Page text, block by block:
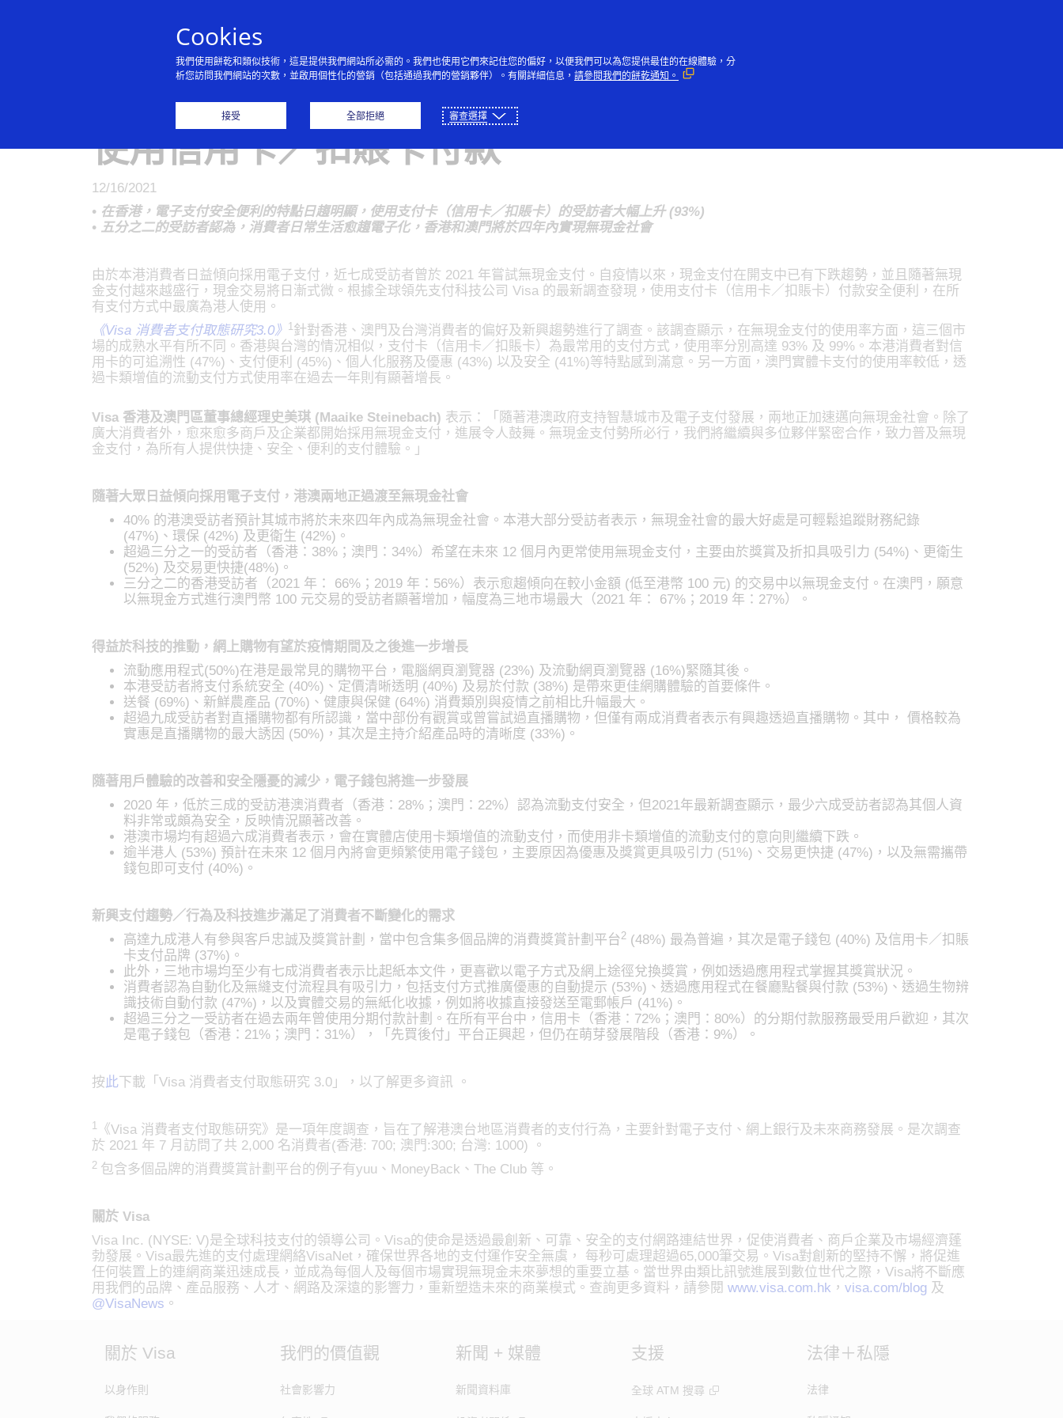
個人 企業與政府 創新者 社會大眾
Visa 調查：疫情加速無現金支付發展 九成受訪港人曾
使用信用卡／扣賬卡付款
12/16/2021
• 在香港，電子支付安全便利的特點日趨明顯，使用支付卡（信用卡／扣賬卡）的受訪者大幅上升 (93%)
• 五分之二的受訪者認為，消費者日常生活愈趨電子化，香港和澳門將於四年內實現無現金社會
由於本港消費者日益傾向採用電子支付，近七成受訪者曾於 2021 年嘗試無現金支付。自疫情以來，現金支付在開支中已有下跌趨勢，並且隨著無現
金支付越來越盛行，現金交易將日漸式微。根據全球領先支付科技公司 Visa 的最新調查發現，使用支付卡（信用卡／扣賬卡）付款安全便利，在所
有支付方式中最廣為港人使用。
《Visa 消費者支付取態研究3.0》 1針對香港、澳門及台灣消費者的偏好及新興趨勢進行了調查。該調查顯示，在無現金支付的使用率方面，這三個市
場的成熟水平有所不同。香港與台灣的情況相似，支付卡（信用卡／扣賬卡）為最常用的支付方式，使用率分別高達 93% 及 99%。本港消費者對信
用卡的可追溯性 (47%)、支付便利 (45%)、個人化服務及優惠 (43%) 以及安全 (41%)等特點感到滿意。另一方面，澳門實體卡支付的使用率較低，透
過卡類增值的流動支付方式使用率在過去一年則有顯著增長。
Visa 香港及澳門區董事總經理史美琪 (Maaike Steinebach) 表示：「隨著港澳政府支持智慧城市及電子支付發展，兩地正加速邁向無現金社會。除了
廣大消費者外，愈來愈多商戶及企業都開始採用無現金支付，進展令人鼓舞。無現金支付勢所必行，我們將繼續與多位夥伴緊密合作，致力普及無現
金支付，為所有人提供快捷、安全、便利的支付體驗。」
隨著大眾日益傾向採用電子支付，港澳兩地正過渡至無現金社會
40% 的港澳受訪者預計其城市將於未來四年內成為無現金社會。本港大部分受訪者表示，無現金社會的最大好處是可輕鬆追蹤財務紀錄
(47%)、環保 (42%) 及更衛生 (42%)。
超過三分之一的受訪者（香港：38%；澳門：34%）希望在未來 12 個月內更常使用無現金支付，主要由於獎賞及折扣具吸引力 (54%)、更衛生
(52%) 及交易更快捷(48%)。
三分之二的香港受訪者（2021 年： 66%；2019 年：56%）表示愈趨傾向在較小金額 (低至港幣 100 元) 的交易中以無現金支付。在澳門，願意
以無現金方式進行澳門幣 100 元交易的受訪者顯著增加，幅度為三地市場最大（2021 年： 67%；2019 年：27%）。
得益於科技的推動，網上購物有望於疫情期間及之後進一步增長
流動應用程式(50%)在港是最常見的購物平台，電腦網頁瀏覽器 (23%) 及流動網頁瀏覽器 (16%)緊隨其後。
本港受訪者將支付系統安全 (40%)、定價清晰透明 (40%) 及易於付款 (38%) 是帶來更佳網購體驗的首要條件。
送餐 (69%)、新鮮農產品 (70%)、健康與保健 (64%) 消費類別與疫情之前相比升幅最大。
超過九成受訪者對直播購物都有所認識，當中部份有觀賞或曾嘗試過直播購物，但僅有兩成消費者表示有興趣透過直播購物。其中， 價格較為
實惠是直播購物的最大誘因 (50%)，其次是主持介紹產品時的清晰度 (33%)。
隨著用戶體驗的改善和安全隱憂的減少，電子錢包將進一步發展
2020 年，低於三成的受訪港澳消費者（香港：28%；澳門：22%）認為流動支付安全，但2021年最新調查顯示，最少六成受訪者認為其個人資
料非常或頗為安全，反映情況顯著改善。
港澳市場均有超過六成消費者表示，會在實體店使用卡類增值的流動支付，而使用非卡類增值的流動支付的意向則繼續下跌。
逾半港人 (53%) 預計在未來 12 個月內將會更頻繁使用電子錢包，主要原因為優惠及獎賞更具吸引力 (51%)、交易更快捷 (47%)，以及無需攜帶
錢包即可支付 (40%)。
新興支付趨勢／行為及科技進步滿足了消費者不斷變化的需求
高達九成港人有參與客戶忠誠及獎賞計劃，當中包含集多個品牌的消費獎賞計劃平台2(48%) 最為普遍，其次是電子錢包 (40%) 及信用卡／扣賬
卡支付品牌 (37%)。
此外，三地市場均至少有七成消費者表示比起紙本文件，更喜歡以電子方式及網上途徑兌換獎賞，例如透過應用程式掌握其獎賞狀況。
消費者認為自動化及無縫支付流程具有吸引力，包括支付方式推廣優惠的自動提示 (53%)、透過應用程式在餐廳點餐與付款 (53%)、透過生物辨
識技術自動付款 (47%)，以及實體交易的無紙化收據，例如將收據直接發送至電郵帳戶 (41%)。
超過三分之一受訪者在過去兩年曾使用分期付款計劃。在所有平台中，信用卡（香港：72%；澳門：80%）的分期付款服務最受用戶歡迎，其次
是電子錢包（香港：21%；澳門：31%），「先買後付」平台正興起，但仍在萌芽發展階段（香港：9%）。
按此下載「Visa 消費者支付取態研究 3.0」，以了解更多資訊 。
1《Visa 消費者支付取態研究》是一項年度調查，旨在了解港澳台地區消費者的支付行為，主要針對電子支付、網上銀行及未來商務發展。是次調查
於 2021 年 7 月訪問了共 2,000 名消費者(香港: 700; 澳門:300; 台灣: 1000) 。
2 包含多個品牌的消費獎賞計劃平台的例子有yuu、MoneyBack、The Club 等。
關於 Visa
Visa Inc. (NYSE: V)是全球科技支付的領導公司。Visa的使命是透過最創新、可靠、安全的支付網路連結世界，促使消費者、商戶企業及市場經濟蓬
勃發展。Visa最先進的支付處理網絡VisaNet，確保世界各地的支付運作安全無虞， 每秒可處理超過65,000筆交易。Visa對創新的堅持不懈，將促進
任何裝置上的連網商業迅速成長，並成為每個人及每個市場實現無現金未來夢想的重要立基。當世界由類比訊號進展到數位世代之際，Visa將不斷應
用我們的品牌、產品服務、人才、網路及深遠的影響力，重新塑造未來的商業模式。查詢更多資料，請參閱 www.visa.com.hk ， visa.com/blog及
@VisaNews 。
關於 Visa
以身作則
我們的價值觀
社會影響力
新聞 + 媒體
新聞資料庫
支援
全球 ATM 搜尋
法律＋私隱
法律
Cookies
我們使用餅乾和類似技術，這是提供我們網站所必需的。我們也使用它們來記住您的偏好，以便我們可以為您提供最佳的在線體驗，分
析您訪問我們網站的次數，並啟用個性化的營銷（包括通過我們的營銷夥伴）。有關詳細信息， 請參閱我們的餅乾通知。
接受 全部拒絕 審查選擇